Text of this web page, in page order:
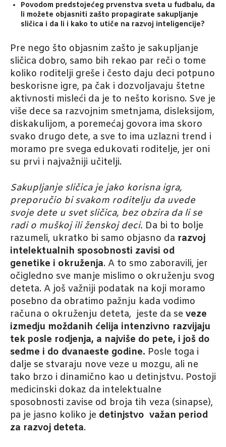
Povodom predstojećeg prvenstva sveta u fudbalu, da
li možete objasniti zašto propagirate sakupljanje
sličica i da li i kako to utiče na razvoj inteligencije?
Pre nego što objasnim zašto je sakupljanje
sličica dobro, samo bih rekao par reči o tome
koliko roditelji greše i često daju deci potpuno
beskorisne igre, pa čak i dozvoljavaju štetne
aktivnosti misleći da je to nešto korisno. Sve je
više dece sa razvojnim smetnjama, disleksijom,
diskakulijom, a poremećaj govora ima skoro
svako drugo dete, a sve to ima uzlazni trend i
moramo pre svega edukovati roditelje, jer oni
su prvi i najvažniji učitelji.
Sakupljanje sličica je jako korisna igra,
preporučio bi svakom roditelju da uvede
svoje dete u svet sličica, bez obzira da li se
radi o muškoj ili ženskoj deci. Da bi to bolje
razumeli, ukratko bi samo objasno da razvoj
intelektualnih sposobnosti zavisi od
genetike i okruženja. A to smo zaboravili, jer
očigledno sve manje mislimo o okruženju svog
deteta. A još važniji podatak na koji moramo
posebno da obratimo pažnju kada vodimo
računa o okruženju deteta, jeste da se veze
izmedju moždanih ćelija intenzivno razvijaju
tek posle rodjenja, a najviše do pete, i još do
sedme i do dvanaeste godine. Posle toga i
dalje se stvaraju nove veze u mozgu, ali ne
tako brzo i dinamično kao u detinjstvu. Postoji
medicinski dokaz da intelektualne
sposobnosti zavise od broja tih veza (sinapse),
pa je jasno koliko je detinjstvo važan period
za razvoj deteta.